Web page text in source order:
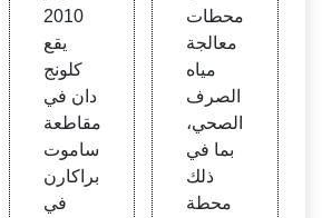
2010
يقع
كلونج
دان في
مقاطعة
ساموت
براكارن
في
محطات
معالجة
مياه
الصرف
الصحي،
بما في
ذلك
محطة